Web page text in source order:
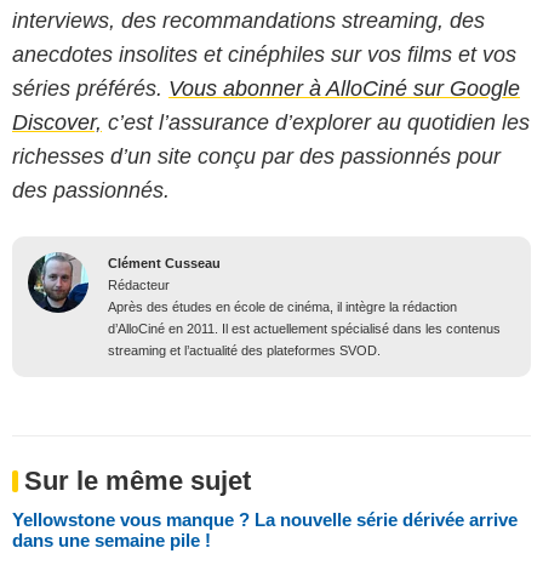
interviews, des recommandations streaming, des
anecdotes insolites et cinéphiles sur vos films et vos
séries préférés. Vous abonner à AlloCiné sur Google
Discover, c’est l’assurance d’explorer au quotidien les
richesses d’un site conçu par des passionnés pour
des passionnés.
Clément Cusseau
Rédacteur
Après des études en école de cinéma, il intègre la rédaction
d’AlloCiné en 2011. Il est actuellement spécialisé dans les contenus
streaming et l’actualité des plateformes SVOD.
Sur le même sujet
Yellowstone vous manque ? La nouvelle série dérivée arrive
dans une semaine pile !